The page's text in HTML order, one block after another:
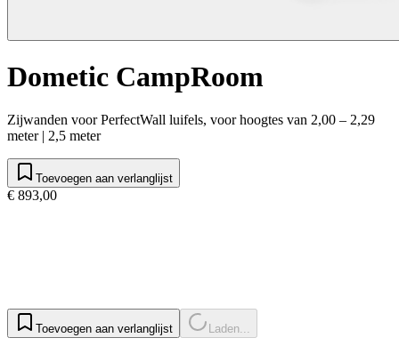
Dometic CampRoom
Zijwanden voor PerfectWall luifels, voor hoogtes van 2,00 – 2,29
meter | 2,5 meter
Toevoegen aan verlanglijst
€ 893,00
Toevoegen aan verlanglijst Laden...